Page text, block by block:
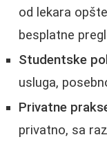
od lekara
besplatne
Studentske
usluga,
Privatne
privatno, sa